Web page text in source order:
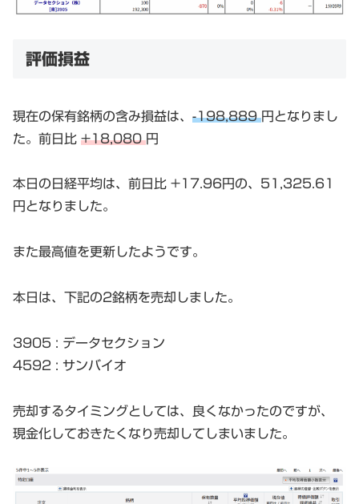
評価損益
現在の保有銘柄の含み損益は、 -198,889円となりまし
た。前日比 +18,080円
本日の日経平均は、前日比 +17.96円の、51,325.61
円となりました。
また最高値を更新したようです。
本日は、下記の2銘柄を売却しました。
3905 : データセクション
4592 : サンバイオ
売却するタイミングとしては、良くなかったのですが、
現金化しておきたくなり売却してしまいました。